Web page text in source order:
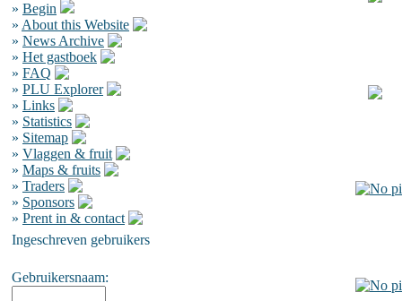
» Begin
» About this Website
» News Archive
» Het gastboek
» FAQ
» PLU Explorer
» Links
» Statistics
» Sitemap
» Vlaggen & fruit
» Maps & fruits
» Traders
» Sponsors
» Prent in & contact
Ingeschreven gebruikers
Gebruikersnaam: